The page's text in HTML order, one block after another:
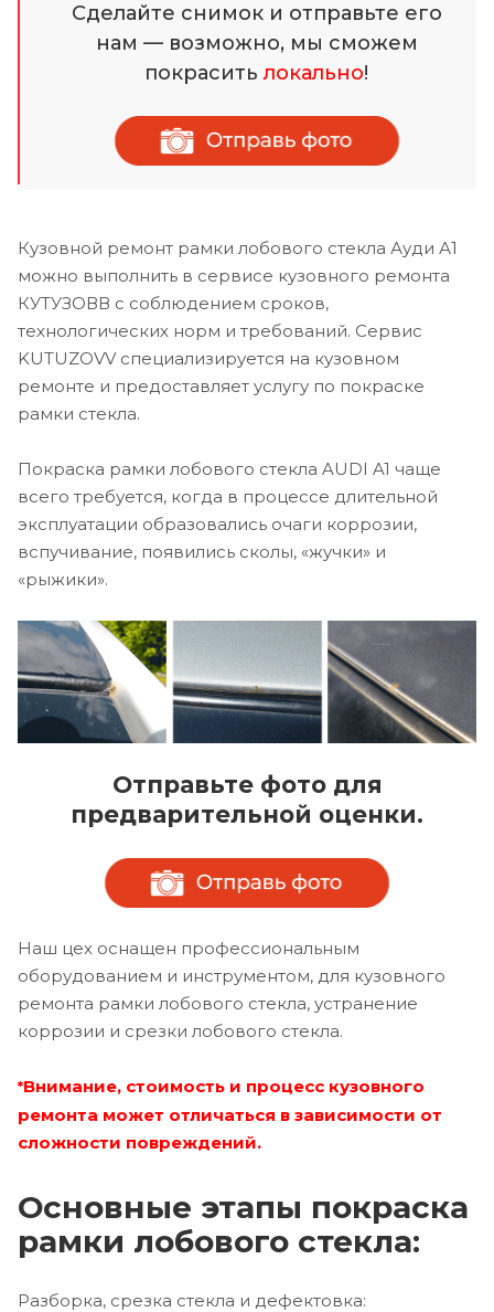
Сделайте снимок и отправьте его
нам — возможно, мы сможем
покраситьлокально!
Кузовной ремонт рамки лобового стекла Ауди А1
можно выполнить в сервисе кузовного ремонта
КУТУЗОВВ с соблюдением сроков,
технологических норм и требований. Сервис
KUTUZOVV специализируется на кузовном
ремонте и предоставляет услугу по покраске
рамки стекла.
Покраска рамки лобового стекла AUDI A1 чаще
всего требуется, когда в процессе длительной
эксплуатации образовались очаги коррозии,
вспучивание, появились сколы, «жучки» и
«рыжики».
Отправьте фото для
предварительной оценки.
Наш цех оснащен профессиональным
оборудованием и инструментом, для кузовного
ремонта рамки лобового стекла, устранение
коррозии и срезки лобового стекла.
*Внимание, стоимость и процесс кузовного
ремонта может отличаться в зависимости от
сложности повреждений.
Основные этапы покраска
рамки лобового стекла:
Разборка, срезка стекла и дефектовка: